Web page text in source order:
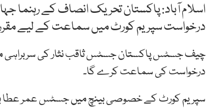
اسلام آباد: پاکستان تحریک انصاف کے رہنما
درخواست سپریم کورٹ میں سماعت کے لیے
درخواست کی سماعت کرے گا۔
سپریم کورٹ کے خصوصی بینچ میں جسٹس عمر عطا